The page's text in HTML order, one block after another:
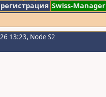
Swiss-Manager
13:23, Node S2